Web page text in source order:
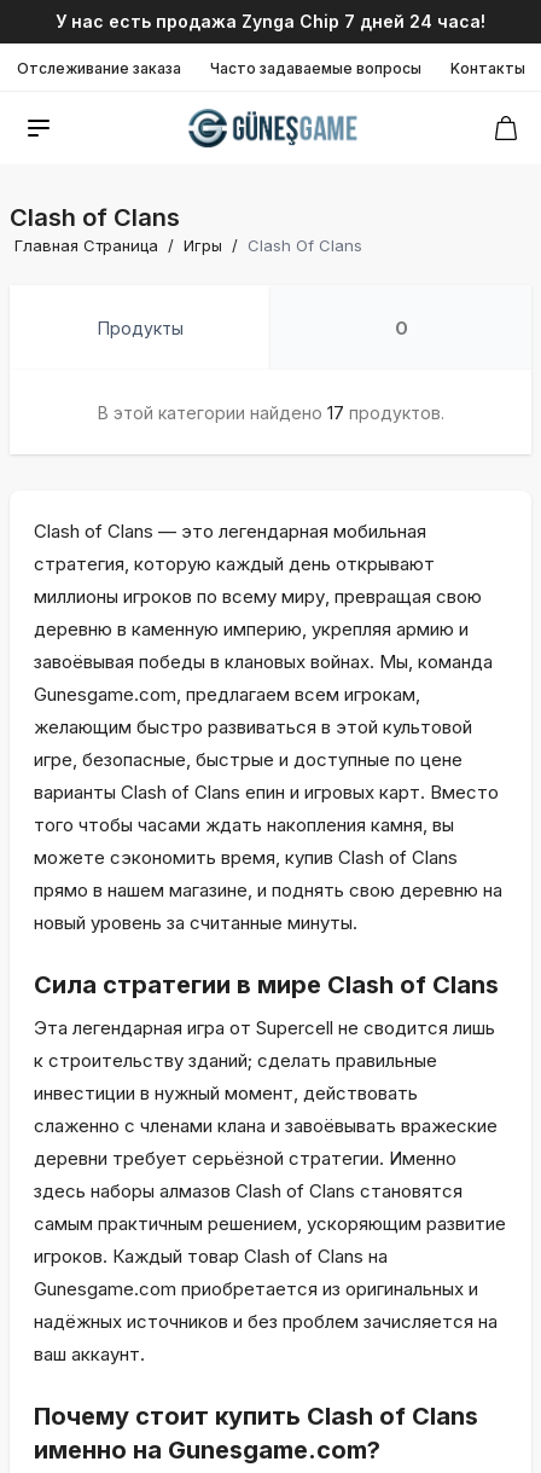
У нас есть продажа Zynga Chip 7 дней 24 часа!
Отслеживание заказа Часто задаваемые вопросы Kонтакты
Clash of Clans
Главная Страница / Игры / Clash Of Clans
Продукты О
В этой категории найдено 17 продуктов.
Clash of Clans — это легендарная мобильная
стратегия, которую каждый день открывают
миллионы игроков по всему миру, превращая свою
деревню в каменную империю, укрепляя армию и
завоёвывая победы в клановых войнах. Мы, команда
Gunesgame.com, предлагаем всем игрокам,
желающим быстро развиваться в этой культовой
игре, безопасные, быстрые и доступные по цене
варианты Clash of Clans епин и игровых карт. Вместо
того чтобы часами ждать накопления камня, вы
можете сэкономить время, купив Clash of Clans
прямо в нашем магазине, и поднять свою деревню на
новый уровень за считанные минуты.
Сила стратегии в мире Clash of Clans
Эта легендарная игра от Supercell не сводится лишь
к строительству зданий; сделать правильные
инвестиции в нужный момент, действовать
слаженно с членами клана и завоёвывать вражеские
деревни требует серьёзной стратегии. Именно
здесь наборы алмазов Clash of Clans становятся
самым практичным решением, ускоряющим развитие
игроков. Каждый товар Clash of Clans на
Gunesgame.com приобретается из оригинальных и
надёжных источников и без проблем зачисляется на
ваш аккаунт.
Почему стоит купить Clash of Clans
именно на Gunesgame.com?